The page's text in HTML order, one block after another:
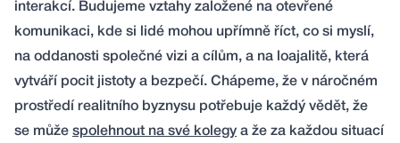
interakcí. Budujeme vztahy založené na otevřené
komunikaci, kde si lidé mohou upřímně říct, co si myslí,
na oddanosti společné vizi a cílům, a na loajalitě, která
vytváří pocit jistoty a bezpečí. Chápeme, že v náročném
prostředí realitního byznysu potřebuje každý vědět, že
se může spolehnout na své kolegy a že za každou situací